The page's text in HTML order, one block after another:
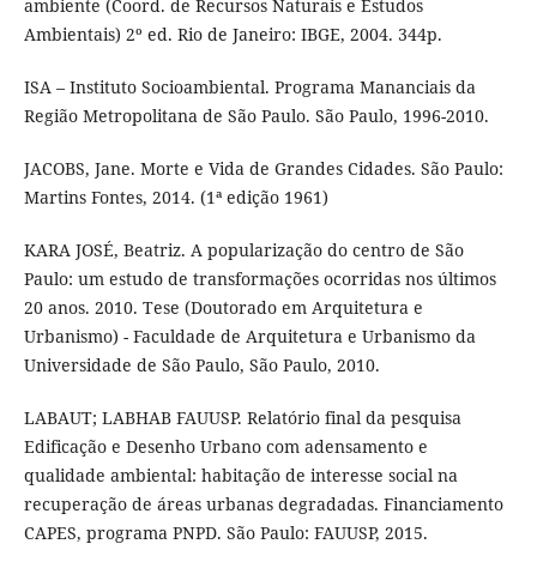
ambiente (Coord. de Recursos Naturais e Estudos
Ambientais) 2º ed. Rio de Janeiro: IBGE, 2004. 344p.
ISA – Instituto Socioambiental. Programa Mananciais da
Região Metropolitana de São Paulo. São Paulo, 1996-2010.
JACOBS, Jane. Morte e Vida de Grandes Cidades. São Paulo:
Martins Fontes, 2014. (1ª edição 1961)
KARA JOSÉ, Beatriz. A popularização do centro de São
Paulo: um estudo de transformações ocorridas nos últimos
20 anos. 2010. Tese (Doutorado em Arquitetura e
Urbanismo) - Faculdade de Arquitetura e Urbanismo da
Universidade de São Paulo, São Paulo, 2010.
LABAUT; LABHAB FAUUSP. Relatório final da pesquisa
Edificação e Desenho Urbano com adensamento e
qualidade ambiental: habitação de interesse social na
recuperação de áreas urbanas degradadas. Financiamento
CAPES, programa PNPD. São Paulo: FAUUSP, 2015.